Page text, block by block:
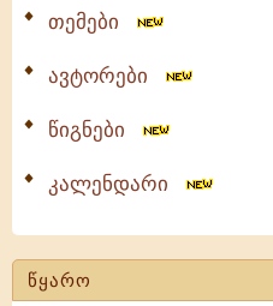
თემები
ავტორები
წიგნები
კალენდარი
წყარო